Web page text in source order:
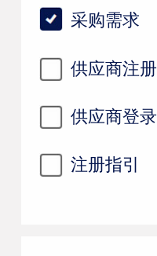
采购需求
供应商注册
供应商登录
注册指引